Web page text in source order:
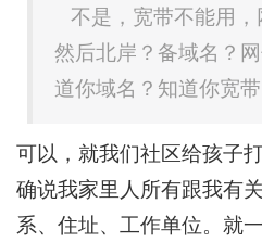
不是，宽带不能用
然后北岸？备域名？
道你域名？知道你宽
可以，就我们社区给孩子
确说我家里人所有跟我有
系、住址、工作单位。就